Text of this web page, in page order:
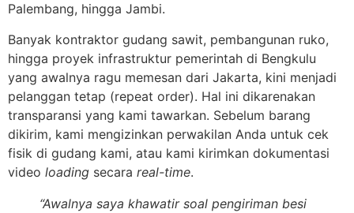
Palembang, hingga Jambi.
Banyak kontraktor gudang sawit, pembangunan ruko,
hingga proyek infrastruktur pemerintah di Bengkulu
yang awalnya ragu memesan dari Jakarta, kini menjadi
pelanggan tetap (repeat order). Hal ini dikarenakan
transparansi yang kami tawarkan. Sebelum barang
dikirim, kami mengizinkan perwakilan Anda untuk cek
fisik di gudang kami, atau kami kirimkan dokumentasi
video loading secara real-time.
“Awalnya saya khawatir soal pengiriman besi